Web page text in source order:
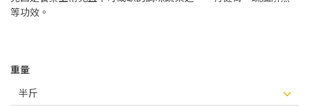
等功效。
重量